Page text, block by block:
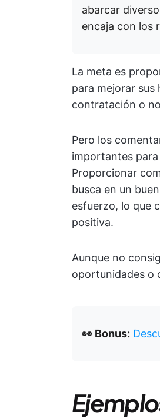
abarcar
encaja con los
La meta es
para mejorar sus
contratación o
Pero los
importantes
Proporcionar
busca en un
esfuerzo, lo que
positiva.
Aunque no
oportunidades o
👀 Bonus: